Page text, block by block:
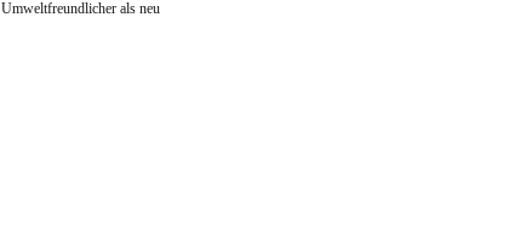
Umweltfreundlicher als neu